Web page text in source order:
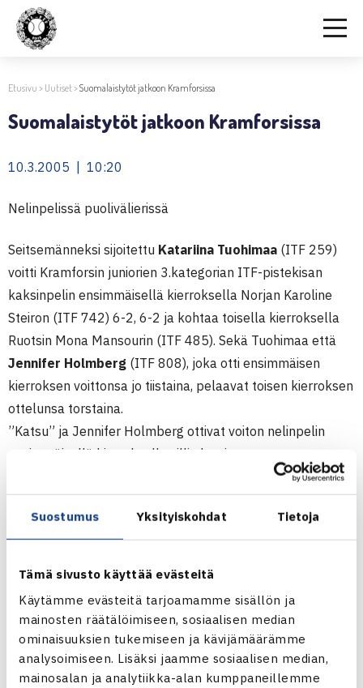
Suostumus Yksityiskohdat Tietoja
Tämä sivusto käyttää evästeitä
Käytämme evästeitä tarjoamamme sisällön ja
mainosten räätälöimiseen, sosiaalisen median
ominaisuuksien tukemiseen ja kävijämäärämme
analysoimiseen. Lisäksi jaamme sosiaalisen median,
mainosalan ja analytiikka-alan kumppaneillemme
Etusivu > Uutiset>Suomalaistytöt jatkoon Kramforsissa
Suomalaistytöt jatkoon Kramforsissa
10.3.2005 | 10:20
Nelinpelissä puolivälierissä
Seitsemänneksi sijoitettu Katariina Tuohimaa (ITF 259)
voitti Kramforsin juniorien 3.kategorian ITF-pistekisan
kaksinpelin ensimmäisellä kierroksella Norjan Karoline
Steiron (ITF 742) 6-2, 6-2 ja kohtaa toisella kierroksella
Ruotsin Mona Mansourin (ITF 485). Sekä Tuohimaa että
Jennifer Holmberg (ITF 808), joka otti ensimmäisen
kierroksen voittonsa jo tiistaina, pelaavat toisen kierroksen
ottelunsa torstaina.
”Katsu” ja Jennifer Holmberg ottivat voiton nelinpelin
ensimmäisellä kierroksella villin kortin saaneesta
saksalaisparista Beate Michallek/Alexandra Marjanovic 6-
0, 6-3. Puolivälierissä he kohtaavat neljänneksi sijoitetut
ruotsalaiset Diana Erikssonin ja Sandra Hribarin.
(RN)
Kramfors, Ruotsi 7.-13.3.
Tyttöjen kaksinpeli
1.kierrosta: Katariina Tuohimaa (7.) – Karoline Steiro Norja
62 62